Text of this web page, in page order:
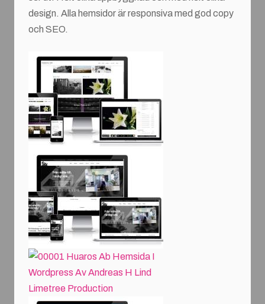
design. Alla hemsidor är responsiva med god copy
och SEO.